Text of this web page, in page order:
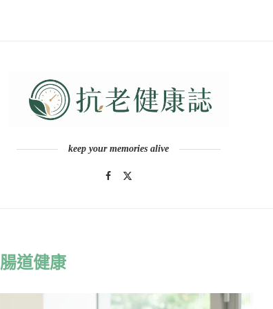
keep your memories alive
腸道健康